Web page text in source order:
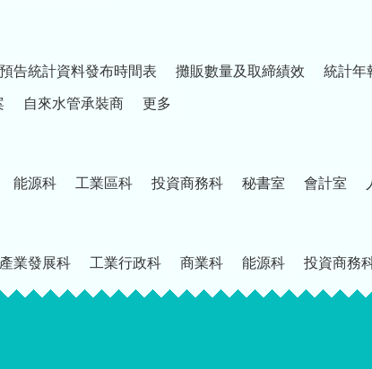
預告統計資料發布時間表 攤販數量及取締績效 統計年
自來水管承裝商 更多
能源科 工業區科 投資商務科 秘書室 會計室
產業發展科 工業行政科 商業科 能源科 投資商務